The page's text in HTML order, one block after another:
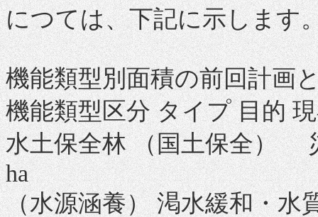
につては、下記に示します
機能類型別面積の前回計画
機能類型区分 タイプ 目的
水土保全林 （国土保全）
ha
（水源涵養） 渇水緩和・